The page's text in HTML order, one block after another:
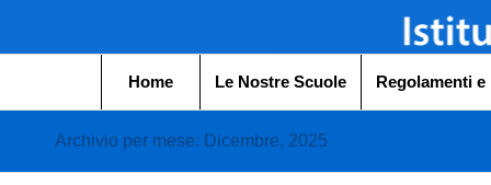
Home Le Nostre Scuole Regolamenti
Archivio per mese: Dicembre, 2025